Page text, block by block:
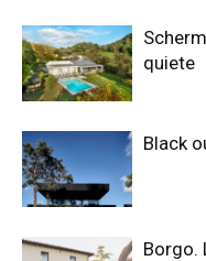
quiete
Black
Borgo.